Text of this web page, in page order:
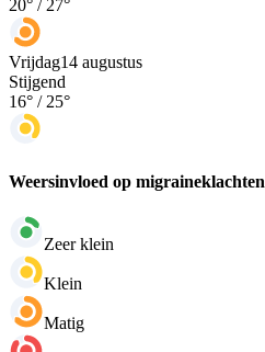
20° / 27°
Vrijdag14 augustus
Stijgend
16° / 25°
Weersinvloed op migraineklachten
Zeer klein
Klein
Matig